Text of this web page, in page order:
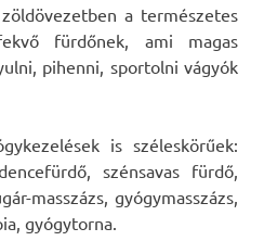
a természetes
fürdőnek, ami magas
pihenni, sportolni vágyók
is széleskörűek:
szénsavas fürdő,
masszázs, gyógymasszázs,
gyógytorna.